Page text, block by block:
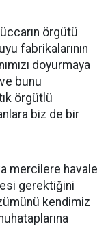
örgütü
fabrikalarının
doyurmaya
bunu
örgütlü
biz de bir
mercilere havale
gerektiğini
kendimiz